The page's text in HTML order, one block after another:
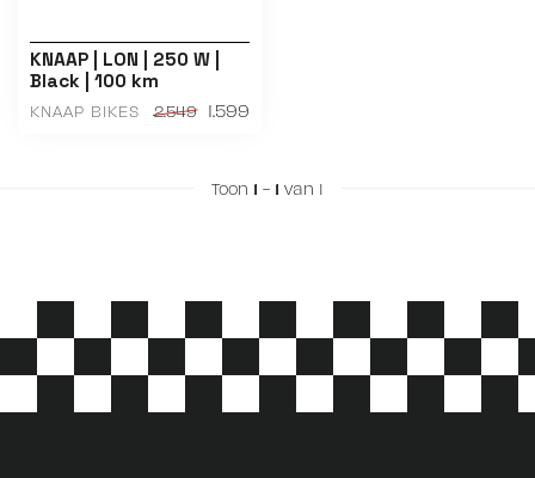
KNAAP | LON | 250 W |
Black | 100 km
KNAAP BIKES 2.549 1.599
Toon 1 - 1 van 1